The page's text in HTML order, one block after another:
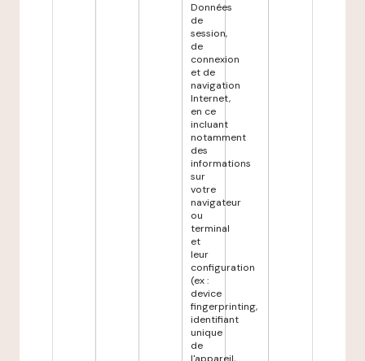
Données
de
session,
de
connexion
et de
navigation
Internet,
en ce
incluant
notamment
des
informations
sur
votre
navigateur
ou
terminal
et
leur
configuration
(ex :
device
fingerprinting,
identifiant
unique
de